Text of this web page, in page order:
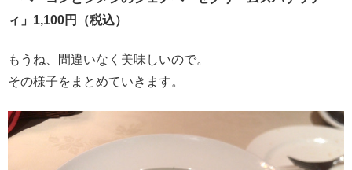
ィ」1,100円（税込）
もうね、間違いなく美味しいので。
その様子をまとめていきます。